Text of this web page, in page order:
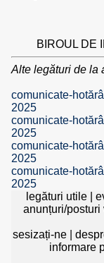
BIROUL DE
Alte legături de la
comunicate-
2025
comunicate-
2025
comunicate-
2025
comunicate-
2025
legături utile
anunțuri/posturi
sesizați-ne|
informare